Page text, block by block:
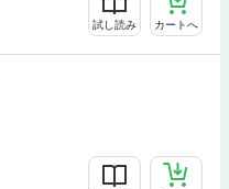
試し読み カートへ